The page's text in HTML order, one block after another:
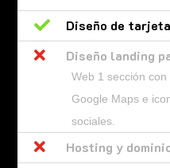

Diseño de

Diseño landing
Web 1 sección con
Google Maps e
sociales.

Hosting y